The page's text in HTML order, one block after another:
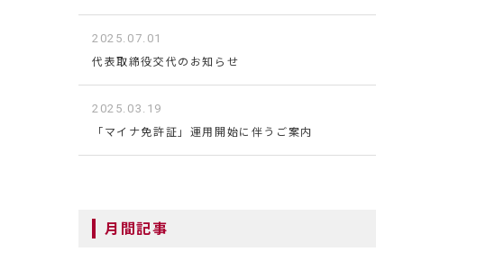
2025.07.01
代表取締役交代のお知らせ
2025.03.19
「マイナ免許証」運用開始に伴うご案内
月間記事